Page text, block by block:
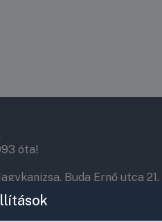
óta!
Buda Ernő utca 21.
Nagykanizsa, Récsei út 3.